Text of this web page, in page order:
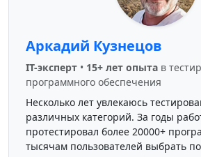
Аркадий Кузнецов
IT-эксперт • 15+ лет опыта в
программного обеспечения
Несколько лет увлекаюсь
различных категорий. За годы
протестировал более 20000+
тысячам пользователей выбрать